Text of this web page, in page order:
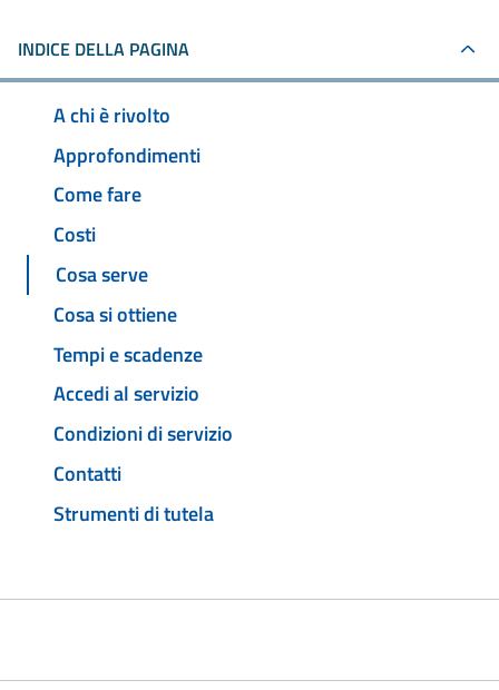
INDICE DELLA PAGINA
A chi è rivolto
Approfondimenti
Come fare
Costi
Cosa serve
Cosa si ottiene
Tempi e scadenze
Accedi al servizio
Condizioni di servizio
Contatti
Strumenti di tutela